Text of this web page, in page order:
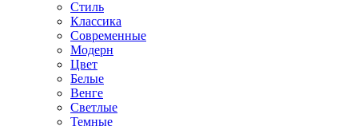
Стиль
Классика
Современные
Модерн
Цвет
Белые
Венге
Светлые
Темные